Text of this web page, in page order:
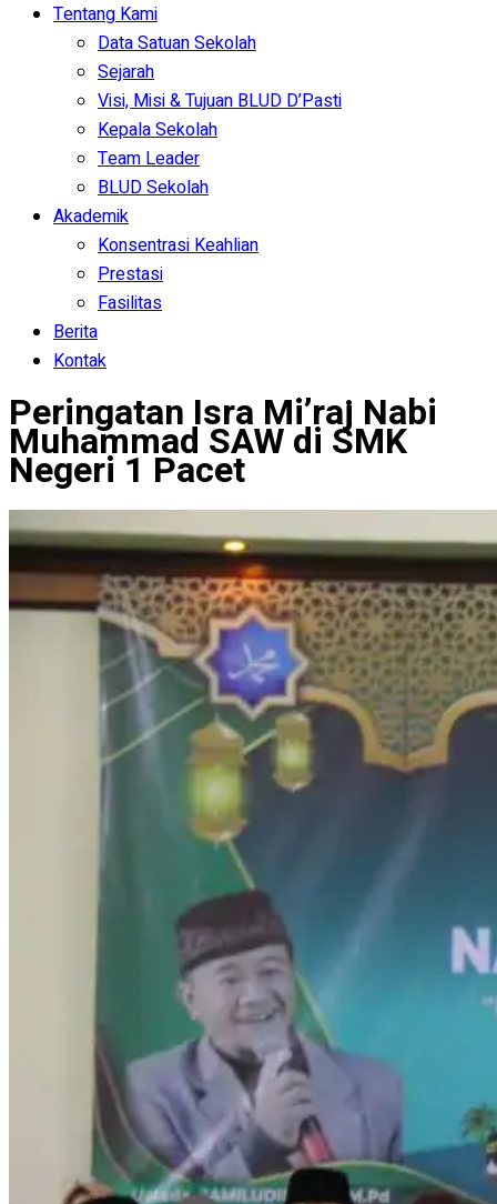
Tentang Kami
Data Satuan Sekolah
Sejarah
Visi, Misi & Tujuan BLUD D’Pasti
Kepala Sekolah
Team Leader
BLUD Sekolah
Akademik
Konsentrasi Keahlian
Prestasi
Fasilitas
Berita
Kontak
Peringatan Isra Mi’raj Nabi
Muhammad SAW di SMK
Negeri 1 Pacet